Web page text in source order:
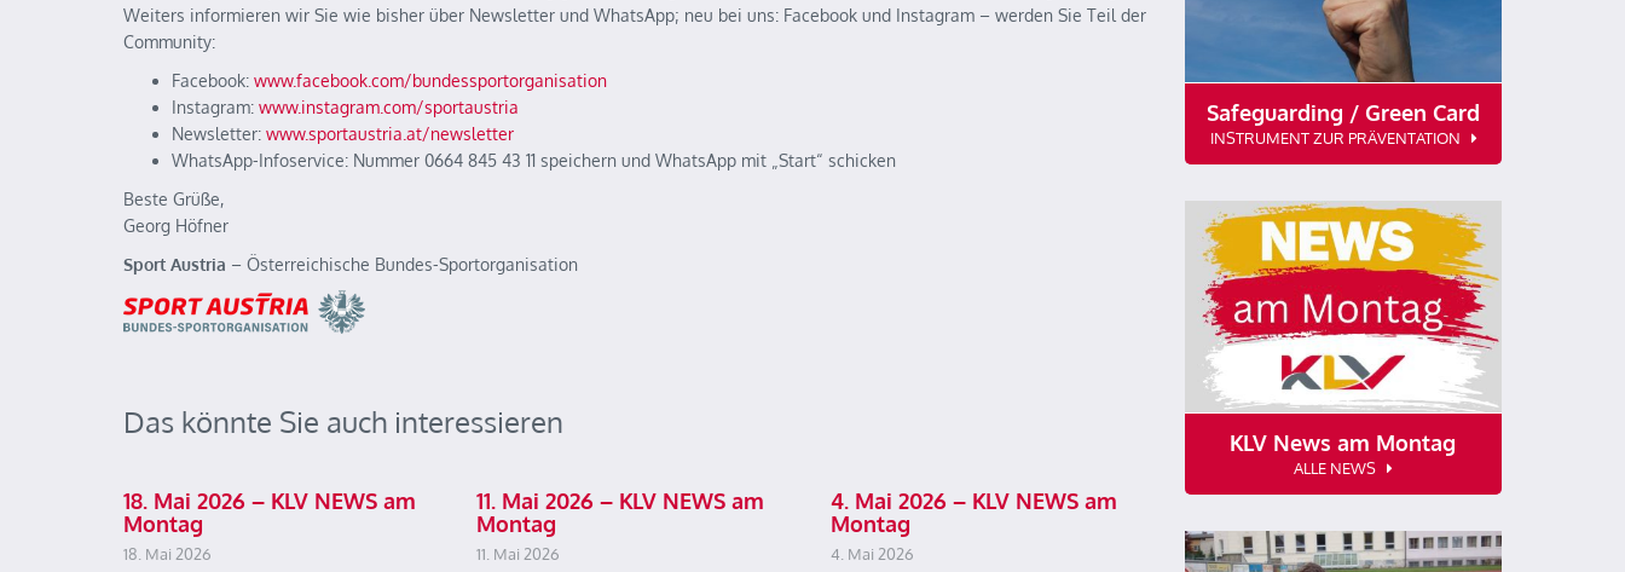
Weiters informieren wir Sie wie bisher über Newsletter und WhatsApp; neu bei uns: Facebook und Instagram – werden Sie Teil der
Community:
Facebook: www.facebook.com/bundessportorganisation
Instagram: www.instagram.com/sportaustria
Newsletter: www.sportaustria.at/newsletter
WhatsApp-Infoservice: Nummer 0664 845 43 11 speichern und WhatsApp mit „Start“ schicken
Beste Grüße,
Georg Höfner
Sport Austria – Österreichische Bundes-Sportorganisation
Das könnte Sie auch interessieren
18. Mai 2026 – KLV NEWS am
Montag
18. Mai 2026
11. Mai 2026 – KLV NEWS am
Montag
11. Mai 2026
4. Mai 2026 – KLV NEWS am
Montag
4. Mai 2026
Safeguarding / Green Card
INSTRUMENT ZUR PRÄVENTATION
KLV News am Montag
ALLE NEWS